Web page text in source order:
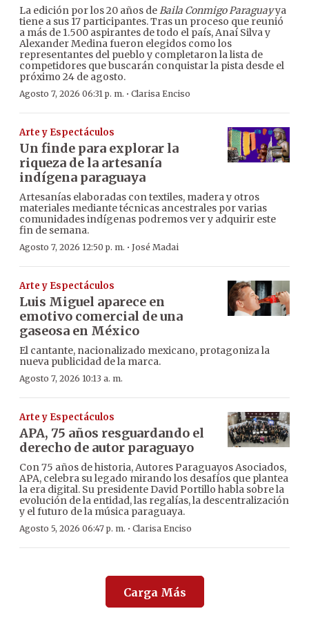
La edición por los 20 años deBaila Conmigo Paraguayya
tiene a sus 17 participantes. Tras un proceso que reunió
a más de 1.500 aspirantes de todo el país, Anaí Silva y
Alexander Medina fueron elegidos como los
representantes del pueblo y completaron la lista de
competidores que buscarán conquistar la pista desde el
próximo 24 de agosto.
Agosto 7, 2026 06:31 p. m. · Clarisa Enciso
Arte y Espectáculos
Un finde para explorar la
riqueza de la artesanía
indígena paraguaya
Artesanías elaboradas con textiles, madera y otros
materiales mediante técnicas ancestrales por varias
comunidades indígenas podremos ver y adquirir este
fin de semana.
Agosto 7, 2026 12:50 p. m. · José Madai
Arte y Espectáculos
Luis Miguel aparece en
emotivo comercial de una
gaseosa en México
El cantante, nacionalizado mexicano, protagoniza la
nueva publicidad de la marca.
Agosto 7, 2026 10:13 a. m.
Arte y Espectáculos
APA, 75 años resguardando el
derecho de autor paraguayo
Con 75 años de historia, Autores Paraguayos Asociados,
APA, celebra su legado mirando los desafíos que plantea
la era digital. Su presidente David Portillo habla sobre la
evolución de la entidad, las regalías, la descentralización
y el futuro de la música paraguaya.
Agosto 5, 2026 06:47 p. m. · Clarisa Enciso
Carga Más